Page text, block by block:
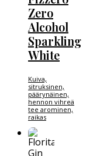
Zero
Alcohol
Sparkling
White
Kuiva,
sitruksinen,
päärynäinen,
hennon vihreä
tee arominen,
raikas